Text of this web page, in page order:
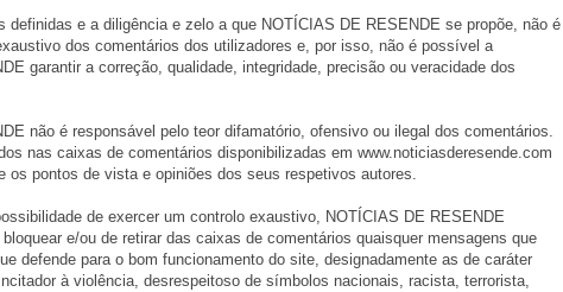
definidas e a diligência e zelo a que NOTÍCIAS DE RESENDE se propõe, não é
dos comentários dos utilizadores e, por isso, não é possível a
garantir a correção, qualidade, integridade, precisão ou veracidade dos
não é responsável pelo teor difamatório, ofensivo ou ilegal dos comentários.
nas caixas de comentários disponibilizadas em www.noticiasderesende.com
os pontos de vista e opiniões dos seus respetivos autores.
de exercer um controlo exaustivo, NOTÍCIAS DE RESENDE
e/ou de retirar das caixas de comentários quaisquer mensagens que
defende para o bom funcionamento do site, designadamente as de caráter
à violência, desrespeitoso de símbolos nacionais, racista, terrorista,